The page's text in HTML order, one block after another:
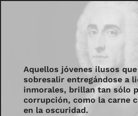
Aquellos jóvenes ilusos
sobresalir entregándose a
inmorales, brillan tan sólo
corrupción, como la carne
en la oscuridad.